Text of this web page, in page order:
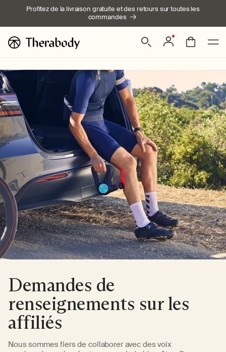
passer au
Profitez de la livraison gratuite et des retours sur toutes les
commandes
Connexion Panier
Demandes de
renseignements sur les
affiliés
Nous sommes fiers de collaborer avec des voix